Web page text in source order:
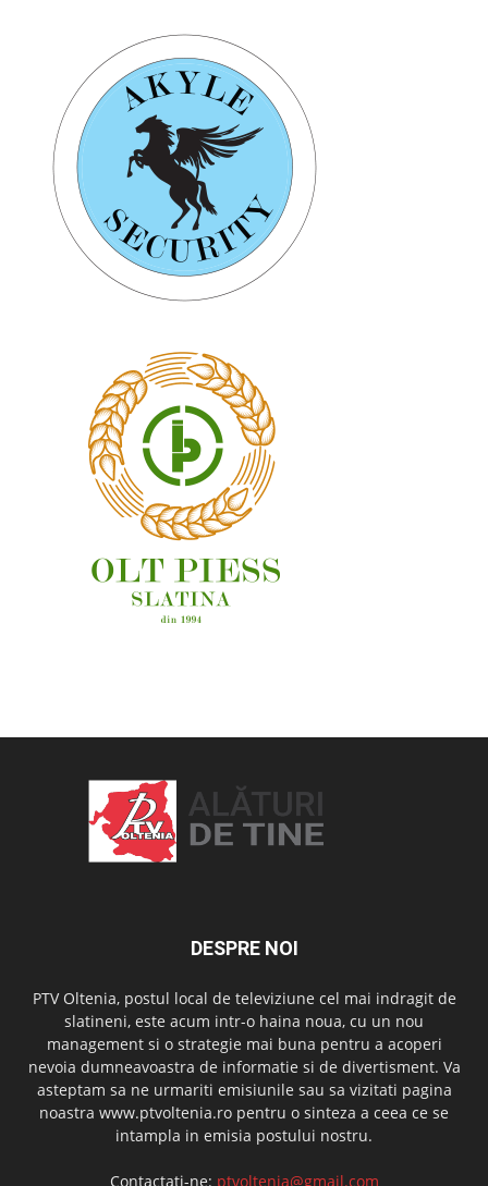
DESPRE NOI
PTV Oltenia, postul local de televiziune cel mai indragit de
slatineni, este acum intr-o haina noua, cu un nou
management si o strategie mai buna pentru a acoperi
nevoia dumneavoastra de informatie si de divertisment. Va
asteptam sa ne urmariti emisiunile sau sa vizitati pagina
noastra www.ptvoltenia.ro pentru o sinteza a ceea ce se
intampla in emisia postului nostru.
Contactați-ne: ptvoltenia@gmail.com